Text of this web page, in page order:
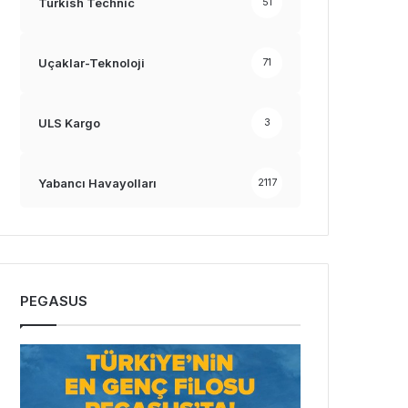
Uçaklar-Teknoloji 71
ULS Kargo 3
Yabancı Havayolları 2117
PEGASUS